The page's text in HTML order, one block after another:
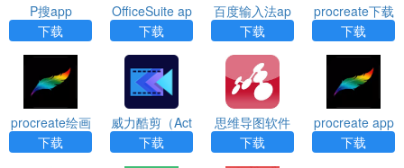
P搜app
下载
OfficeSuite ap
p
下载
百度输入法ap
p
下载
procreate下载
官方版app
下载
procreate绘画
下载免费版ap
p
下载
威力酷剪（Act
ionDirector）a
pp
下载
思维导图软件
（Mindomo）
app
下载
procreate app
安装
下载